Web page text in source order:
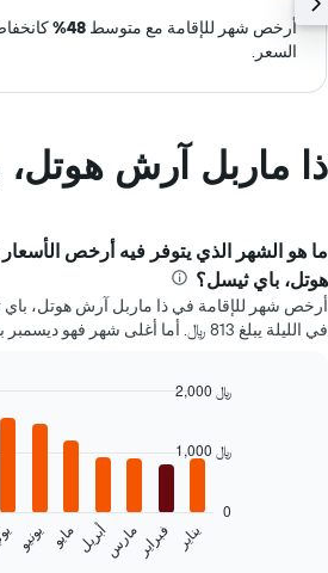
أرخص شهر للإقامة مع متوسط 48%
السعر.
ذا ماربل آرش
ما هو الشهر الذي يتوفر فيه أرخص
هوتل، باي ثيسل؟
أرخص شهر للإقامة في ذا ماربل آرش هوتل،
في الليلة يبلغ 813 ﷼. أما أغلى شهر فهو ديسمبر بسعر 1,773 ﷼ في الليلة.
يناير فبرايرمارسأبريلمايو يونيو
0
1,000 ﷼
2,000 ﷼